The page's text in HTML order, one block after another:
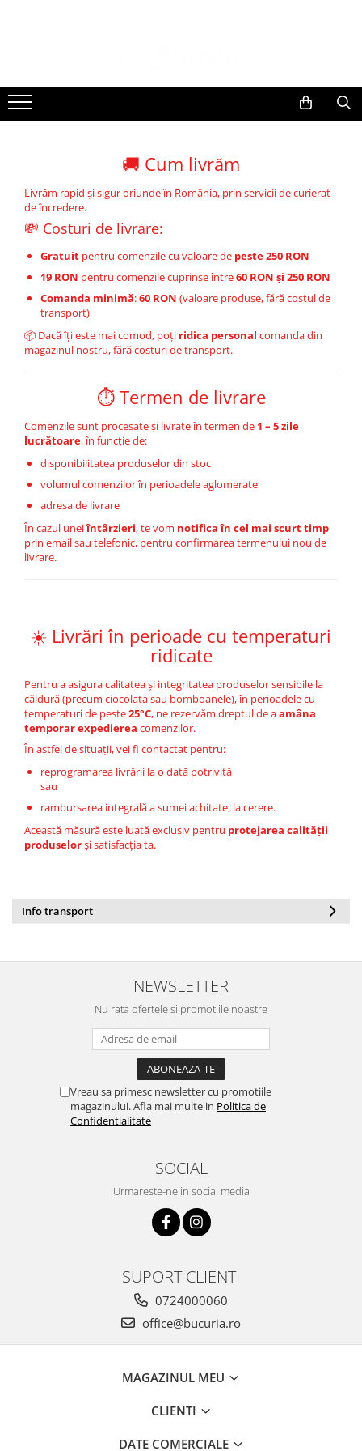
🚚 Cum livrăm
Livrăm rapid și sigur oriunde în România, prin servicii de curierat
de încredere.
💸 Costuri de livrare:
Gratuit pentru comenzile cu valoare de peste 250 RON
19 RON pentru comenzile cuprinse între60 RON și 250 RON
Comanda minimă:60 RON (valoare produse, fără costul de
transport)
📦 Dacă îți este mai comod, poți ridica personal comanda din
magazinul nostru, fără costuri de transport.
⏱️ Termen de livrare
Comenzile sunt procesate și livrate în termen de 1 – 5 zile
lucrătoare, în funcție de:
disponibilitatea produselor din stoc
volumul comenzilor în perioadele aglomerate
adresa de livrare
În cazul uneiîntârzieri, te vom notifica în cel mai scurt timp
prin email sau telefonic, pentru confirmarea termenului nou de
livrare.
☀️ Livrări în perioade cu temperaturi
ridicate
Pentru a asigura calitatea și integritatea produselor sensibile la
căldură (precum ciocolata sau bomboanele), în perioadele cu
temperaturi de peste25°C, ne rezervăm dreptul de aamâna
temporar expedierea comenzilor.
În astfel de situații, vei fi contactat pentru:
reprogramarea livrării la o dată potrivită
sau
rambursarea integrală a sumei achitate, la cerere.
Această măsură este luată exclusiv pentru protejarea calității
produselorși satisfacția ta.
Info transport
NEWSLETTER
Nu rata ofertele si promotiile noastre
Vreau sa primesc newsletter cu promotiile
magazinului. Afla mai multe in Politica de
Confidentialitate
SOCIAL
Urmareste-ne in social media
SUPORT CLIENTI
0724000060
office@bucuria.ro
MAGAZINUL MEU
CLIENTI
DATE COMERCIALE